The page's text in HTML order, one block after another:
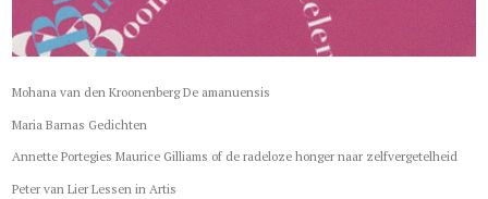
Mohana van den Kroonenberg De amanuensis
Maria Barnas Gedichten
Annette Portegies Maurice Gilliams of de radeloze honger naar zelfvergetelheid
Peter van Lier Lessen in Artis